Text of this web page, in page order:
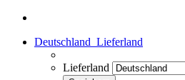
Deutschland Lieferland
Lieferland